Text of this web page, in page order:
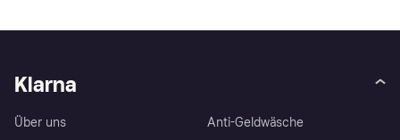
Klarna
Über uns
Anti-Geldwäsche